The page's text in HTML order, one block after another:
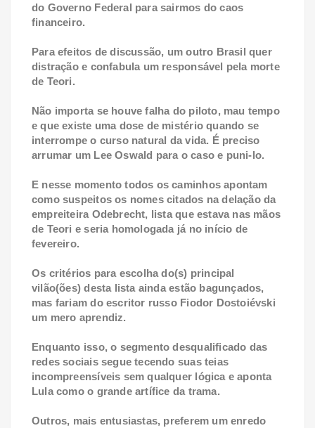
do Governo Federal para sairmos do caos
financeiro.
Para efeitos de discussão, um outro Brasil quer
distração e confabula um responsável pela morte
de Teori.
Não importa se houve falha do piloto, mau tempo
e que existe uma dose de mistério quando se
interrompe o curso natural da vida. É preciso
arrumar um Lee Oswald para o caso e puni-lo.
E nesse momento todos os caminhos apontam
como suspeitos os nomes citados na delação da
empreiteira Odebrecht, lista que estava nas mãos
de Teori e seria homologada já no início de
fevereiro.
Os critérios para escolha do(s) principal
vilão(ões) desta lista ainda estão bagunçados,
mas fariam do escritor russo Fiodor Dostoiévski
um mero aprendiz.
Enquanto isso, o segmento desqualificado das
redes sociais segue tecendo suas teias
incompreensíveis sem qualquer lógica e aponta
Lula como o grande artífice da trama.
Outros, mais entusiastas, preferem um enredo